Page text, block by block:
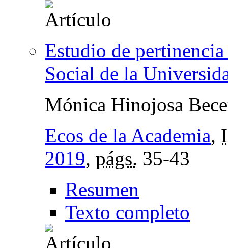
Estudio de
Social de la
Mónica Hinojosa
Ecos de la Academia,
2019, págs. 35-43
Resumen
Texto completo